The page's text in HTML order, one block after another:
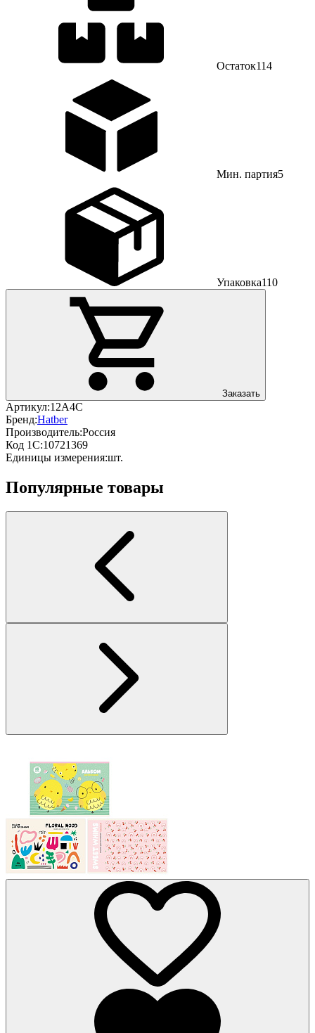
Остаток114
Мин. партия5
Упаковка110
Заказать
Артикул:12А4С
Бренд:Hatber
Производитель:Россия
Код 1С:10721369
Единицы измерения:шт.
Популярные товары